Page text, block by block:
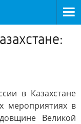
в Казахстане
мероприятиях в
Великой